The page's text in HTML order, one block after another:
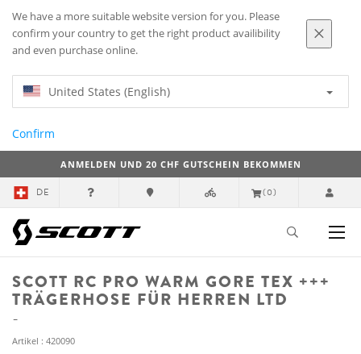
We have a more suitable website version for you. Please
confirm your country to get the right product availibility
and even purchase online.
United States (English)
Confirm
ANMELDEN UND 20 CHF GUTSCHEIN BEKOMMEN
DE (0)
SCOTT RC PRO WARM GORE TEX +++
TRÄGERHOSE FÜR HERREN LTD
Artikel : 420090